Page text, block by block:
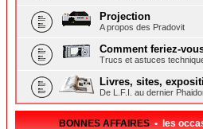
Projection
A propos des Pradovit
Comment feriez-
Trucs et astuces
Livres, sites,
De L.F.I. au dernier
BONNES AFFAIRES • les